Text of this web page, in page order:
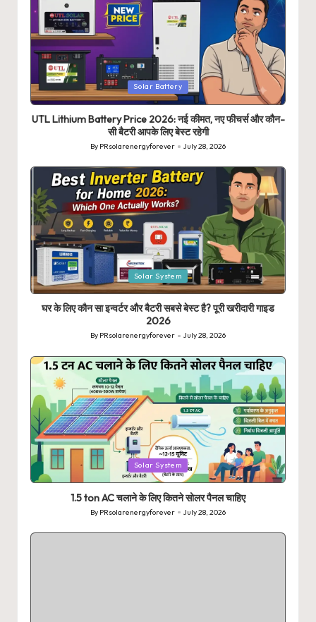
Posted
in
Solar Battery
UTL Lithium Battery Price 2026: नई कीमत, नए फीचर्स और कौन-
सी बैटरी आपके लिए बेस्ट रहेगी
Posted
by
By PRsolarenergyforever July 28, 2026
Posted
in
Solar System
घर के लिए कौन सा इन्वर्टर और बैटरी सबसे बेस्ट है? पूरी खरीदारी गाइड
2026
Posted
By PRsolarenergyforever July 28, 2026
Posted
in
Solar System
1.5 ton AC चलाने के लिए कितने सोलर पैनल चाहिए
Posted
By PRsolarenergyforever July 28, 2026